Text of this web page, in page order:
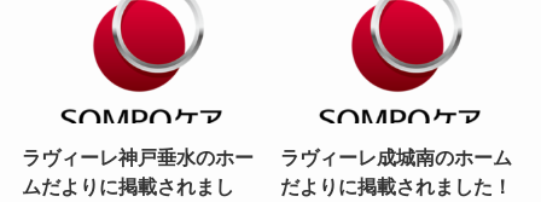
ラヴィーレ神戸垂水のホー
ムだよりに掲載されまし
ラヴィーレ成城南のホーム
だよりに掲載されました！